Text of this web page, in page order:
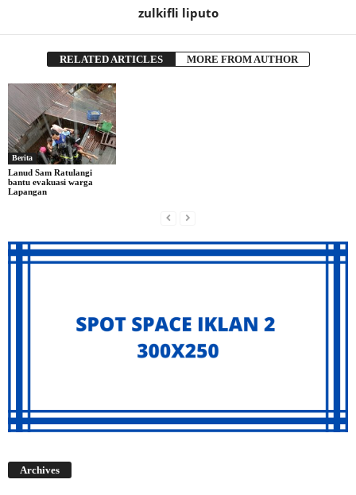
zulkifli liputo
RELATED ARTICLES MORE FROM AUTHOR
Berita
Lanud Sam Ratulangi
bantu evakuasi warga
Lapangan
Archives